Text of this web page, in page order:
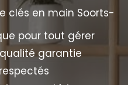
clés en main Soorts-
pour tout gérer
garantie